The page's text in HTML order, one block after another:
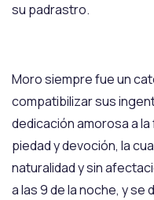
su padrastro.
Moro siempre fue un
compatibilizar sus
dedicación amorosa a la
piedad y devoción, la
naturalidad y sin
a las 9 de la noche, y se